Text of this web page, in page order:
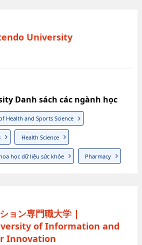
University
Danh sách các ngành học
Health and Sports Science
Health Science
học dữ liệu sức khỏe Pharmacy
ョン専門職大学|
of Information and
Innovation